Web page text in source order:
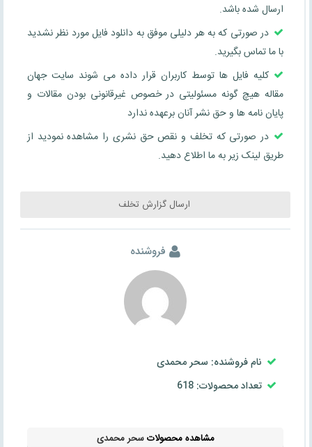
ارسال شده باشد.
در صورتی که به هر دلیلی موفق به دانلود فایل مورد نظر نشدید
با ما تماس بگیرید.
کلیه فایل ها توسط کاربران قرار داده می شوند سایت جهان
مقاله هیچ گونه مسئولیتی در خصوص غیرقانونی بودن مقالات و
پایان نامه ها و حق نشر آنان برعهده ندارد
در صورتی که تخلف و نقص حق نشری را مشاهده نمودید از
طریق لینک زیر به ما اطلاع دهید.
ارسال گزارش تخلف
فروشنده
نام فروشنده: سحر محمدی
تعداد محصولات: 618
مشاهده محصولاتسحر محمدی